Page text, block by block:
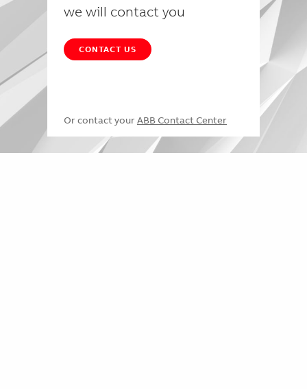
we will contact you
CONTACT US
Or contact your ABB Contact Center